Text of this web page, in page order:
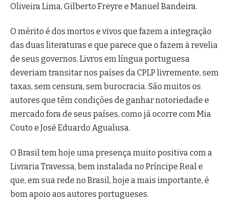
Oliveira Lima, Gilberto Freyre e Manuel Bandeira.
O mérito é dos mortos e vivos que fazem a integração
das duas literaturas e que parece que o fazem à revelia
de seus governos. Livros em língua portuguesa
deveriam transitar nos países da CPLP livremente, sem
taxas, sem censura, sem burocracia. São muitos os
autores que têm condições de ganhar notoriedade e
mercado fora de seus países, como já ocorre com Mia
Couto e José Eduardo Agualusa.
O Brasil tem hoje uma presença muito positiva com a
Livraria Travessa, bem instalada no Príncipe Real e
que, em sua rede no Brasil, hoje a mais importante, é
bom apoio aos autores portugueses.